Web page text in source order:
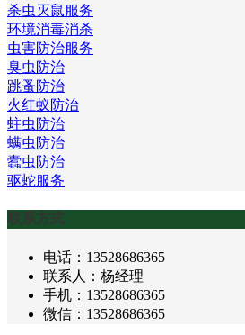
杀虫灭鼠服务
环境消毒消杀
虫害防治服务
臭虫防治
跳蚤防治
火红蚁防治
蛀虫防治
螨虫防治
蠹虫防治
驱蛇服务
联系方式
电话：13528686365
联系人：杨经理
手机：13528686365
微信：13528686365